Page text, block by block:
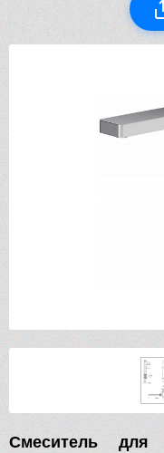
Смеситель для